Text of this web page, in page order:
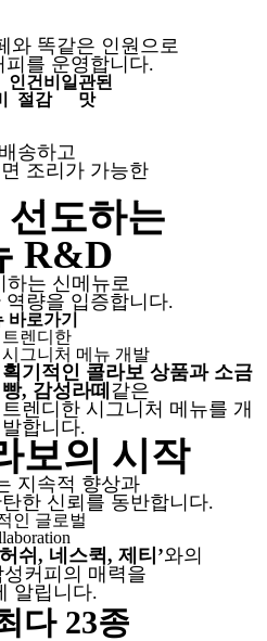
와 똑같은 인원으로
를 운영합니다.
인건비
절감
일관된
맛
송하고
조리가 가능한
도하는
R&D
하는 신메뉴로
량을 입증합니다.
바로가기
트렌디한
시그니처 메뉴 개발
획기적인 콜라보 상품과 소금
빵, 감성라떼 같은
트렌디한 시그니처 메뉴를 개
발합니다.
보의 시작
지속적 향상과
한 신뢰를 동반합니다.
인 글로벌
허쉬, 네스퀵, 제티’와의
커피의 매력을
알립니다.
다 23종